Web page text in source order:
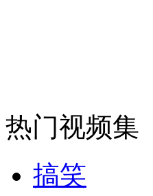
热门视频集
搞笑